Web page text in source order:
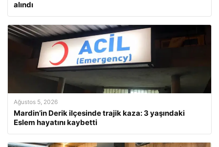
alındı
Ağustos 5, 2026
Mardin’in Derik ilçesinde trajik kaza: 3 yaşındaki
Eslem hayatını kaybetti